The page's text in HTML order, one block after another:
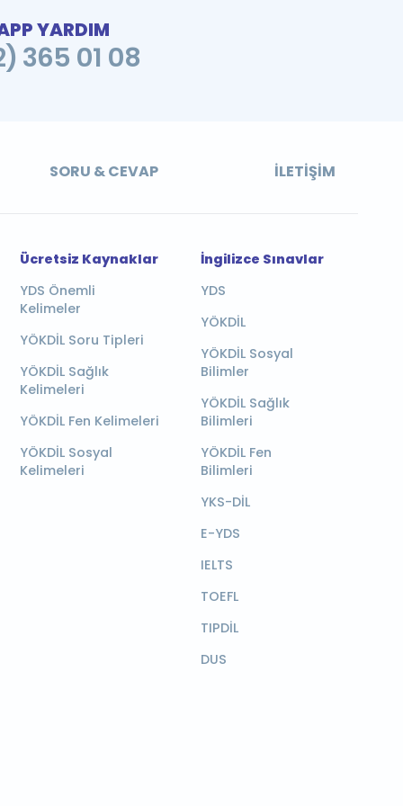
YARDIM
365 01 08
SORU & CEVAP İLETIŞIM
Ücretsiz Kaynaklar
YDS Önemli
Kelimeler
YÖKDİL Soru Tipleri
YÖKDİL Sağlık
Kelimeleri
YÖKDİL Fen Kelimeleri
YÖKDİL Sosyal
Kelimeleri
İngilizce Sınavlar
YDS
YÖKDİL
YÖKDİL Sosyal
Bilimler
YÖKDİL Sağlık
Bilimleri
YÖKDİL Fen
Bilimleri
YKS-DİL
E-YDS
IELTS
TOEFL
TIPDİL
DUS